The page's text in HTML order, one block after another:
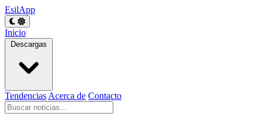
EsilApp
Inicio
Descargas
Tendencias Acerca de Contacto